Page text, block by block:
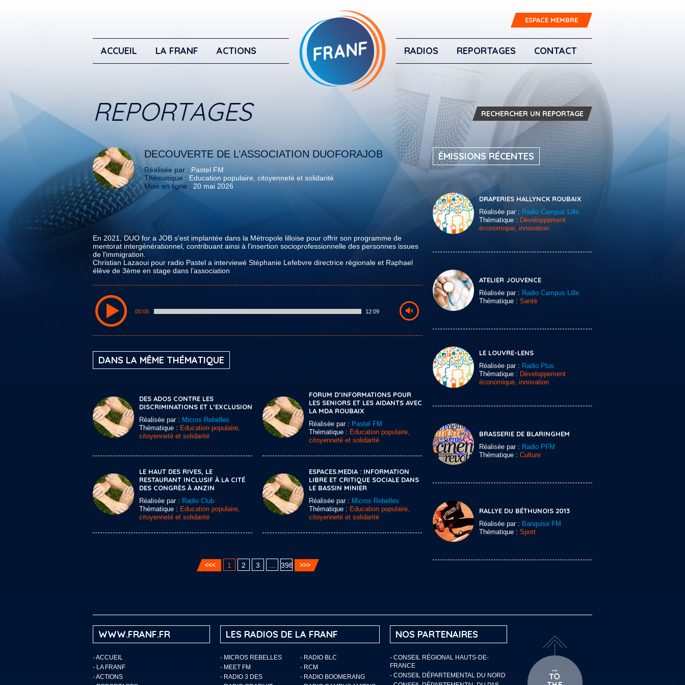
ESPACE MEMBRE
ACCUEIL LA FRANF ACTIONS RADIOS REPORTAGES CONTACT
REPORTAGES RECHERCHER UN REPORTAGE
DECOUVERTE DE L’ASSOCIATION DUOFORAJOB
Réalisée par : Pastel FM
Thématique : Education populaire, citoyenneté et solidarité
Mise en ligne : 20 mai 2026
En 2021, DUO for a JOB s'est implantée dans la Métropole lilloise pour offrir son programme de
mentorat intergénérationnel, contribuant ainsi à l'insertion socioprofessionnelle des personnes issues
de l'immigration.
Christian Lazaoui pour radio Pastel a interviewé Stéphanie Lefebvre directrice régionale et Raphael
élève de 3ème en stage dans l’association
00:00 12:09
DANS LA MÊME THÉMATIQUE
DES ADOS CONTRE LES
DISCRIMINATIONS ET L’EXCLUSION
Réalisée par : Micros Rebelles
Thématique : Education populaire,
citoyenneté et solidarité
FORUM D’INFORMATIONS POUR
LES SENIORS ET LES AIDANTS AVEC
LA MDA ROUBAIX
Réalisée par : Pastel FM
Thématique : Education populaire,
citoyenneté et solidarité
LE HAUT DES RIVES, LE
RESTAURANT INCLUSIF À LA CITÉ
DES CONGRÈS À ANZIN
Réalisée par : Radio Club
Thématique : Education populaire,
citoyenneté et solidarité
ESPACES.MEDIA : INFORMATION
LIBRE ET CRITIQUE SOCIALE DANS
LE BASSIN MINIER
Réalisée par : Micros Rebelles
Thématique : Education populaire,
citoyenneté et solidarité
1 2 3 398
ÉMISSIONS RÉCENTES
DRAPERIES HALLYNCK ROUBAIX
Réalisée par : Radio Campus Lille
Thématique : Développement
économique, innovation
ATELIER JOUVENCE
Réalisée par : Radio Campus Lille
Thématique : Santé
LE LOUVRE-LENS
Réalisée par : Radio Plus
Thématique : Développement
économique, innovation
BRASSERIE DE BLARINGHEM
Réalisée par : Radio PFM
Thématique : Culture
RALLYE DU BÉTHUNOIS 2013
Réalisée par : Banquise FM
Thématique : Sport
WWW.FRANF.FR
-ACCUEIL
- LA FRANF
-ACTIONS
LES RADIOS DE LA FRANF
- MICROS REBELLES
- RADIO BLC
- MEET FM
- RCM
- RADIO 3 DES
- RADIO BOOMERANG
NOS PARTENAIRES
- CONSEIL RÉGIONAL HAUTS-DE-
FRANCE
- CONSEIL DÉPARTEMENTAL DU NORD